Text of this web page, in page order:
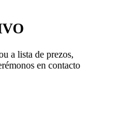
a lista de prezos,
en contacto